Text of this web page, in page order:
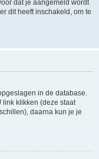
dat je aangemeld wordt
dit heeft inschakeld, om te
in de database.
link klikken (deze staat
daarna kun je je